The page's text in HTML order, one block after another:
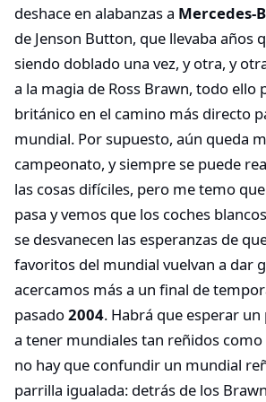
deshace en alabanzas a Mercedes-
de Jenson Button, que llevaba años
siendo doblado una vez, y otra, y
a la magia de Ross Brawn, todo ello
británico en el camino más directo
mundial. Por supuesto, aún queda
campeonato, y siempre se puede
las cosas difíciles, pero me temo
pasa y vemos que los coches
se desvanecen las esperanzas de
favoritos del mundial vuelvan a dar
acercamos más a un final de
pasado2004. Habrá que esperar
a tener mundiales tan reñidos como
no hay que confundir un mundial
parrilla igualada: detrás de los